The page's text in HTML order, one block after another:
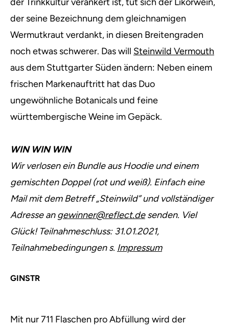
der seine Bezeichnung dem gleichnamigen
Wermutkraut verdankt, in diesen Breitengraden
noch etwas schwerer. Das will Steinwild Vermouth
aus dem Stuttgarter Süden ändern: Neben einem
frischen Markenauftritt hat das Duo
ungewöhnliche Botanicals und feine
württembergische Weine im Gepäck.
WIN WIN WIN
Wir verlosen ein Bundle aus Hoodie und einem
gemischten Doppel (rot und weiß). Einfach eine
Mail mit dem Betreff „Steinwild” und vollständiger
Adresse angewinner@reflect.desenden. Viel
Glück! Teilnahmeschluss: 31.01.2021,
Teilnahmebedingungen s. Impressum
GINSTR
Mit nur 711 Flaschen pro Abfüllung wird der